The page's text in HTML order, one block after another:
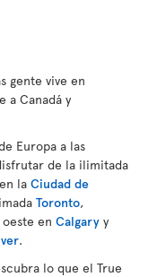
gente vive en
a Canadá y
Europa a las
de la ilimitada
la Ciudad de
Toronto,
en Calgary y
.
lo que el True